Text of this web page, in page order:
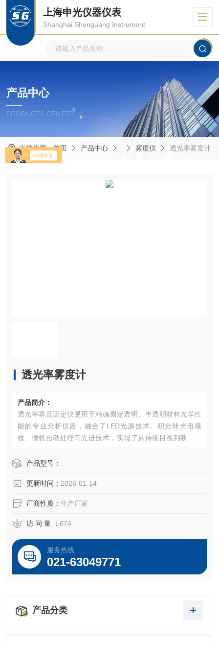
上海申光仪器仪表
Shanghai Shenguang Instrument
产品中心
PRODUCTS CENTER
当前位置：首页 产品中心 雾度仪 透光率雾度计
透光率雾度计
产品简介：
透光率雾度测定仪是用于精确测定透明、半透明材料光学性
能的专业分析仪器，融合了LED光源技术、积分球光电接
收、微机自动处理等先进技术，实现了从传统目视判断到全
两项核心参数。不仅适用于塑料薄膜、片材、板材等固体材
包装、显示屏制造、食品饮料、化工医药等行业质量控制与
产品型号：
更新时间： 2026-01-14
厂商性质： 生产厂家
访 问 量 ： 674
服务热线
021-63049771
产品分类